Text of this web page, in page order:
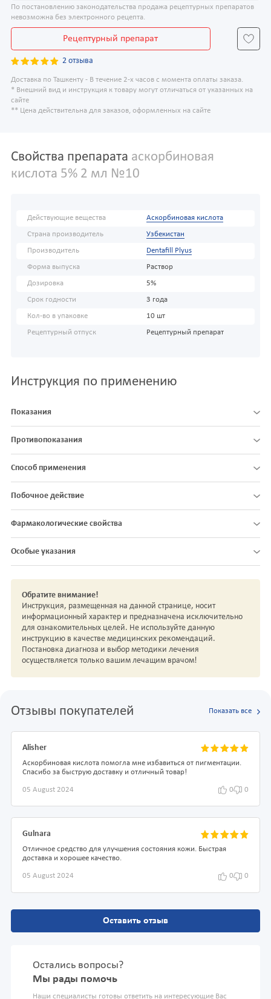
По постановлению законодательства продажа рецептурных препаратов
невозможна без электронного рецепта.
Рецептурный препарат
2 отзыва
Доставка по Ташкенту - В течение 2-х часов с момента оплаты заказа.
* Внешний вид и инструкция к товару могут отличаться от указанных на
сайте
** Цена действительна для заказов, оформленных на сайте
Свойства препарата аскорбиновая
кислота 5% 2 мл №10
Действующие вещества Аскорбиновая кислота
Страна производитель Узбекистан
Производитель Dentafill Plyus
Форма выпуска Раствор
Дозировка 5%
Срок годности 3 года
Кол-во в упаковке 10 шт
Рецептурный отпуск Рецептурный препарат
Инструкция по применению
Показания
Противопоказания
Способ применения
Побочное действие
Фармакологические свойства
Особые указания
Обратите внимание!
Инструкция, размещенная на данной странице, носит
информационный характер и предназначена исключительно
для ознакомительных целей. Не используйте данную
инструкцию в качестве медицинских рекомендаций.
Постановка диагноза и выбор методики лечения
осуществляется только вашим лечащим врачом!
Отзывы покупателей Показать все
Alisher
Аскорбиновая кислота помогла мне избавиться от пигментации.
Спасибо за быструю доставку и отличный товар!
05 August 2024 0 0
Gulnara
Отличное средство для улучшения состояния кожи. Быстрая
доставка и хорошее качество.
05 August 2024 0 0
Оставить отзыв
Остались вопросы?
Мы рады помочь
Наши специалисты готовы ответить на интересующие Вас